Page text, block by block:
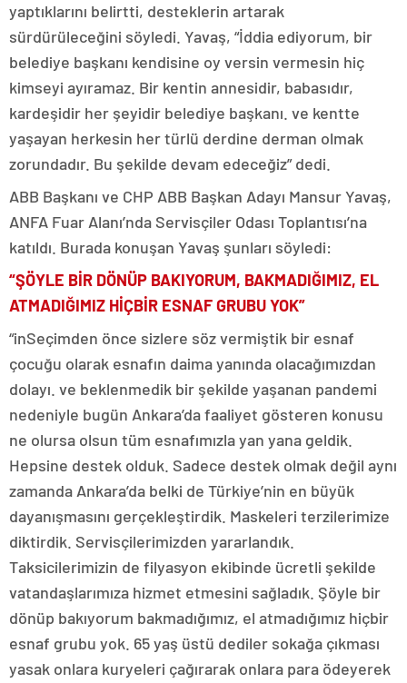
yaptıklarını belirtti, desteklerin artarak
sürdürüleceğini söyledi. Yavaş, “İddia ediyorum, bir
belediye başkanı kendisine oy versin vermesin hiç
kimseyi ayıramaz. Bir kentin annesidir, babasıdır,
kardeşidir her şeyidir belediye başkanı. ve kentte
yaşayan herkesin her türlü derdine derman olmak
zorundadır. Bu şekilde devam edeceğiz” dedi.
ABB Başkanı ve CHP ABB Başkan Adayı Mansur Yavaş,
ANFA Fuar Alanı’nda Servisçiler Odası Toplantısı’na
katıldı. Burada konuşan Yavaş şunları söyledi:
“ŞÖYLE BİR DÖNÜP BAKIYORUM, BAKMADIĞIMIZ, EL
ATMADIĞIMIZ HİÇBİR ESNAF GRUBU YOK”
“inSeçimden önce sizlere söz vermiştik bir esnaf
çocuğu olarak esnafın daima yanında olacağımızdan
dolayı. ve beklenmedik bir şekilde yaşanan pandemi
nedeniyle bugün Ankara’da faaliyet gösteren konusu
ne olursa olsun tüm esnafımızla yan yana geldik.
Hepsine destek olduk. Sadece destek olmak değil aynı
zamanda Ankara’da belki de Türkiye’nin en büyük
dayanışmasını gerçekleştirdik. Maskeleri terzilerimize
diktirdik. Servisçilerimizden yararlandık.
Taksicilerimizin de filyasyon ekibinde ücretli şekilde
vatandaşlarımıza hizmet etmesini sağladık. Şöyle bir
dönüp bakıyorum bakmadığımız, el atmadığımız hiçbir
esnaf grubu yok. 65 yaş üstü dediler sokağa çıkması
yasak onlara kuryeleri çağırarak onlara para ödeyerek